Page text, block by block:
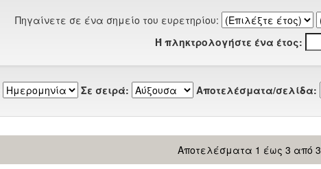
Πηγαίνετε σε ένα σημείο του ευρετηρίου:
Ή πληκτρολογήστε ένα έτος:
Σε σειρά: Αποτελέσματα/σελίδα:
Αποτελέσματα 1 έως 3 από 3